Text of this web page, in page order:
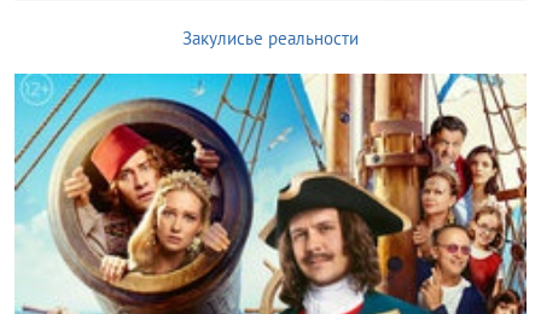
Закулисье реальности